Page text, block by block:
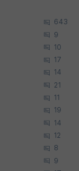
643
9
10
17
14
21
11
19
14
12
8
9